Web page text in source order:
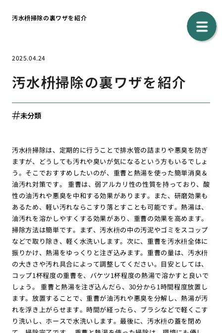
汚水枡掃除の裏ワザを紹介
2025.04.24
汚水枡掃除の裏ワザを紹介
未分類
汚水枡掃除は、定期的に行うことで排水管の詰まりや悪臭を防ぎ
ますが、どうしても汚れや臭いが気になるという方もいるでしょ
う。そこでおすすめしたいのが、重曹と熱湯を使った簡単消臭＆
油汚れ対策です。 重曹は、弱アルカリ性の性質を持っており、酸
性の油汚れや悪臭を中和する効果があります。また、研磨効果も
あるため、軽い汚れならこすり落とすことも可能です。熱湯は、
油汚れを溶かしやすくする効果があり、重曹の効果を高めます。
掃除方法は簡単です。まず、汚水枡の中の汚泥やゴミをスコップ
などで取り除き、軽く水洗いします。次に、重曹を汚水枡全体に
振りかけ、熱湯をゆっくりと注ぎ込みます。重曹の量は、汚水枡
の大きさや汚れ具合によって調整してください。目安としては、
コップ1杯程度の重曹を、バケツ1杯程度の熱湯で溶かすと良いで
しょう。 重曹と熱湯を注ぎ込んだら、30分から1時間程度放置し
ます。放置することで、重曹が油汚れや悪臭を分解し、熱湯が汚
れを浮き上がらせます。時間が経ったら、ブラシなどで軽くこす
り洗いし、ホースで水洗いします。最後に、汚水枡の蓋を閉め